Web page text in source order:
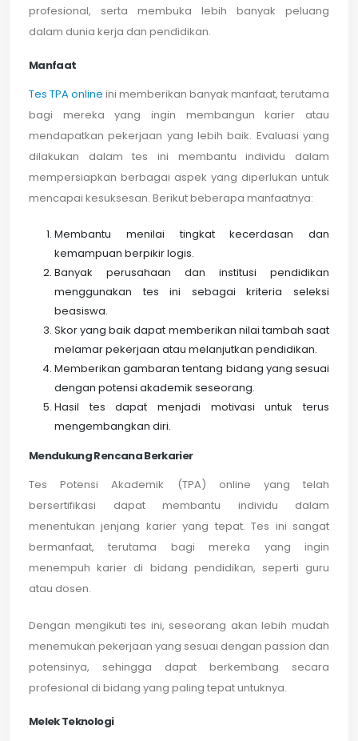
profesional, serta membuka lebih banyak peluang
dalam dunia kerja dan pendidikan.
Manfaat
Tes TPA online ini memberikan banyak manfaat, terutama
bagi mereka yang ingin membangun karier atau
mendapatkan pekerjaan yang lebih baik. Evaluasi yang
dilakukan dalam tes ini membantu individu dalam
mempersiapkan berbagai aspek yang diperlukan untuk
mencapai kesuksesan. Berikut beberapa manfaatnya:
Membantu menilai tingkat kecerdasan dan
kemampuan berpikir logis.
Banyak perusahaan dan institusi pendidikan
menggunakan tes ini sebagai kriteria seleksi
beasiswa.
Skor yang baik dapat memberikan nilai tambah saat
melamar pekerjaan atau melanjutkan pendidikan.
Memberikan gambaran tentang bidang yang sesuai
dengan potensi akademik seseorang.
Hasil tes dapat menjadi motivasi untuk terus
mengembangkan diri.
Mendukung Rencana Berkarier
Tes Potensi Akademik (TPA) online yang telah
bersertifikasi dapat membantu individu dalam
menentukan jenjang karier yang tepat. Tes ini sangat
bermanfaat, terutama bagi mereka yang ingin
menempuh karier di bidang pendidikan, seperti guru
atau dosen.
Dengan mengikuti tes ini, seseorang akan lebih mudah
menemukan pekerjaan yang sesuai dengan passion dan
potensinya, sehingga dapat berkembang secara
profesional di bidang yang paling tepat untuknya.
Melek Teknologi